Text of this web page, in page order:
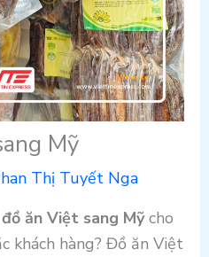
Mỹ
Thị Tuyết Nga
ăn Việt sang Mỹcho
khách hàng? Đồ ăn Việt